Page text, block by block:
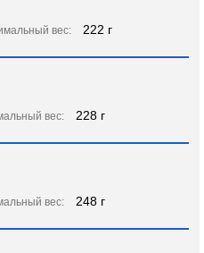
вес: 222 г
вес: 228 г
вес: 248 г